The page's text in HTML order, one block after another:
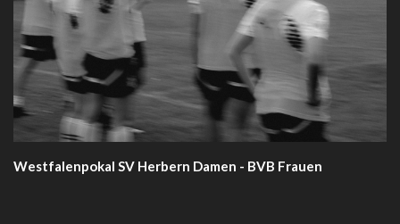
Westfalenpokal SV Herbern Damen - BVB Frauen